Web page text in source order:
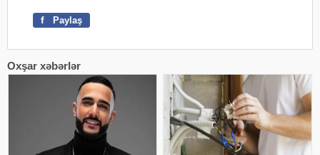
f Paylaş
Oxşar xəbərlər